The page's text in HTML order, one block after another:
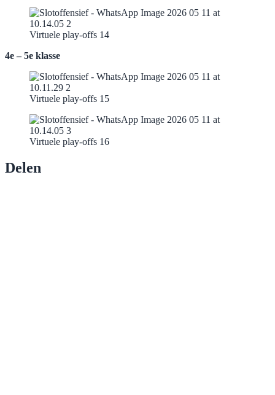
Virtuele play-offs 14
4e – 5e klasse
Virtuele play-offs 15
Virtuele play-offs 16
Delen